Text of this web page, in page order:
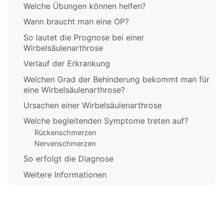
Welche Übungen können helfen?
Wann braucht man eine OP?
So lautet die Prognose bei einer
Wirbelsäulenarthrose
Verlauf der Erkrankung
Welchen Grad der Behinderung bekommt man für
eine Wirbelsäulenarthrose?
Ursachen einer Wirbelsäulenarthrose
Welche begleitenden Symptome treten auf?
Rückenschmerzen
Nervenschmerzen
So erfolgt die Diagnose
Weitere Informationen